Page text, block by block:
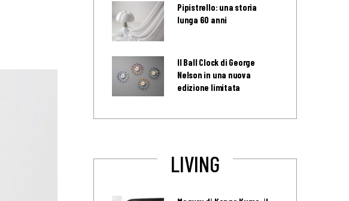
Pipistrello: una storia
lunga 60 anni
Il Ball Clock di George
Nelson in una nuova
edizione limitata
LIVING